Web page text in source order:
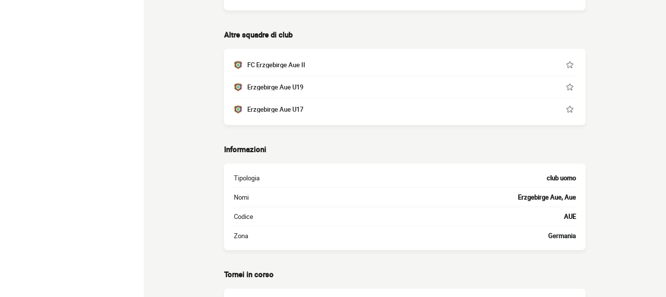
Altre squadre di club
FC Erzgebirge Aue II
Erzgebirge Aue U19
Erzgebirge Aue U17
Informazioni
Tipologia club uomo
Nomi Erzgebirge Aue, Aue
Codice AUE
Zona Germania
Tornei in corso